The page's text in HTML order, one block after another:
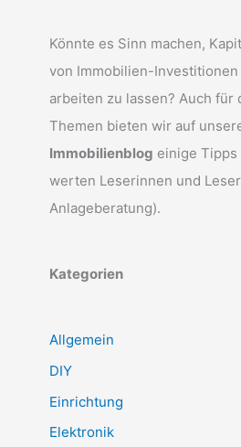
Könnte es Sinn machen,
von Immobilien-
arbeiten zu lassen? Auch für
Themen bieten wir auf
Immobilienblog einige
werten Leserinnen und
Anlageberatung).
Kategorien
Allgemein
DIY
Einrichtung
Elektronik